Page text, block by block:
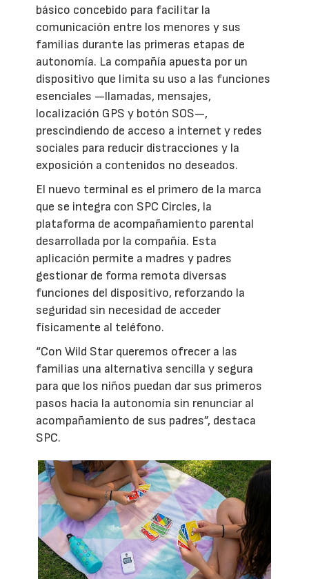
básico concebido para facilitar la
comunicación entre los menores y sus
familias durante las primeras etapas de
autonomía. La compañía apuesta por un
dispositivo que limita su uso a las funciones
esenciales —llamadas, mensajes,
localización GPS y botón SOS—,
prescindiendo de acceso a internet y redes
sociales para reducir distracciones y la
exposición a contenidos no deseados.
El nuevo terminal es el primero de la marca
que se integra con SPC Circles, la
plataforma de acompañamiento parental
desarrollada por la compañía. Esta
aplicación permite a madres y padres
gestionar de forma remota diversas
funciones del dispositivo, reforzando la
seguridad sin necesidad de acceder
físicamente al teléfono.
“Con Wild Star queremos ofrecer a las
familias una alternativa sencilla y segura
para que los niños puedan dar sus primeros
pasos hacia la autonomía sin renunciar al
acompañamiento de sus padres”, destaca
SPC.